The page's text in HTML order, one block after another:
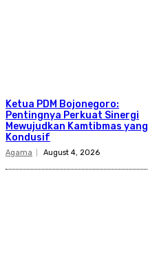
Ketua PDM Bojonegoro:
Pentingnya Perkuat Sinergi
Mewujudkan Kamtibmas yang
Kondusif
Agama August 4, 2026